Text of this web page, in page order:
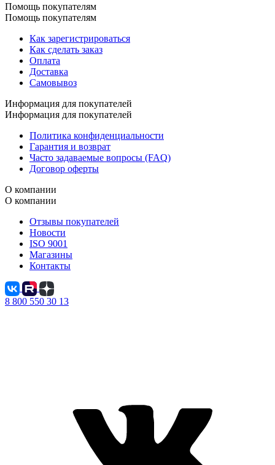
Помощь покупателям
Помощь покупателям
Как зарегистрироваться
Как сделать заказ
Оплата
Доставка
Самовывоз
Информация для покупателей
Информация для покупателей
Политика конфиденциальности
Гарантия и возврат
Часто задаваемые вопросы (FAQ)
Договор оферты
О компании
О компании
Отзывы покупателей
Новости
ISO 9001
Магазины
Контакты
8 800 550 30 13